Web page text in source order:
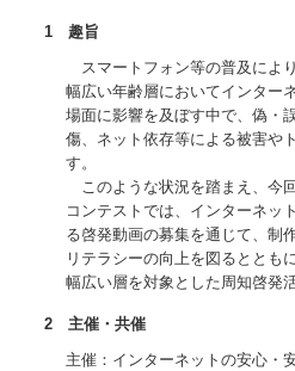
1 趣旨
スマートフォン等の普及によ
幅広い年齢層においてインター
場面に影響を及ぼす中で、偽・
傷、ネット依存等による被害や
す。
このような状況を踏まえ、今
コンテストでは、インターネッ
る啓発動画の募集を通じて、制
リテラシーの向上を図るととも
幅広い層を対象とした周知啓発
2 主催・共催
主催：インターネットの安心・